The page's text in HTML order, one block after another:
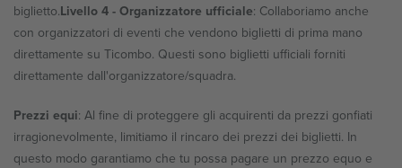
biglietto.Livello 4 - Organizzatore ufficiale: Collaboriamo anche
con organizzatori di eventi che vendono biglietti di prima mano
direttamente su Ticombo. Questi sono biglietti ufficiali forniti
direttamente dall'organizzatore/squadra.
Prezzi equi: Al fine di proteggere gli acquirenti da prezzi gonfiati
irragionevolmente, limitiamo il rincaro dei prezzi dei biglietti. In
questo modo garantiamo che tu possa pagare un prezzo equo e